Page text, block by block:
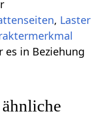
, Laster
es in Beziehung